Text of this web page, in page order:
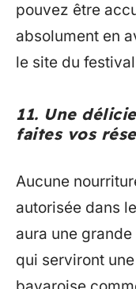
pouvez être
absolument en
le site du
11. Une
faites vos
Aucune
autorisée dans
aura une
qui serviront